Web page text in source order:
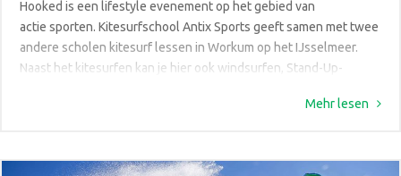
Hooked is een lifestyle evenement op het gebied van
actie sporten. Kitesurfschool Antix Sports geeft samen met twee
andere scholen kitesurf lessen in Workum op het IJsselmeer.
Naast het kitesurfen kan je hier ook windsurfen, Stand-Up-
geeft jou de mogelijkheid geeft om zowel de sporten als de […]
Mehr lesen